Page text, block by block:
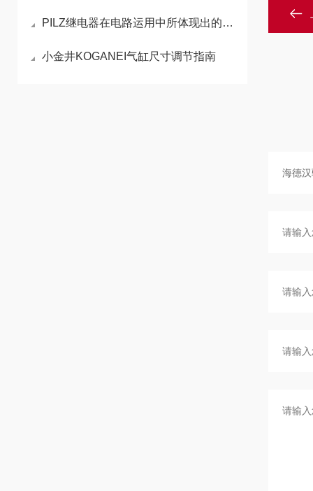
PILZ继电器在电路运用中所体现出的功能
小金井KOGANEI气缸尺寸调节指南